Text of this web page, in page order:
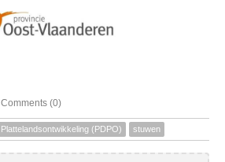
Comments (0)
Plattelandsontwikkeling (PDPO) stuwen